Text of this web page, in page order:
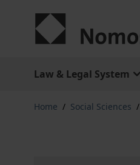
Law & Legal System
Home / Social Sciences /